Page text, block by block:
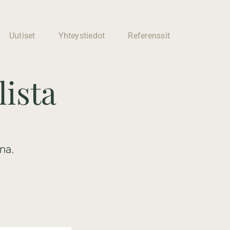
Autotallit ja
Uutiset Yhteystiedot Referenssit